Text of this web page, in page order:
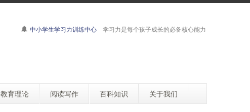
中小学生学习力训练中心 学习力是每个孩子成长的必备核心能力
教育理论 阅读写作 百科知识 关于我们